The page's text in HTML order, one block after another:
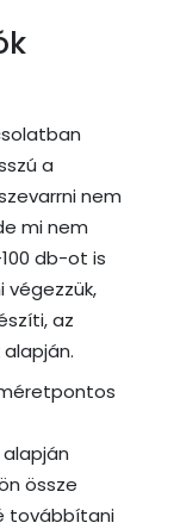
a
nem
mi nem
db-ot is
végezzük,
az
össze
továbbítani